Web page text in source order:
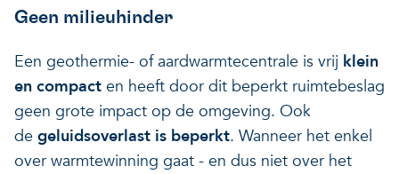
Geen milieuhinder
Een geothermie- of aardwarmtecentrale is vrij klein
en compact en heeft door dit beperkt ruimtebeslag
geen grote impact op de omgeving. Ook
de geluidsoverlast is beperkt. Wanneer het enkel
over warmtewinning gaat - en dus niet over het